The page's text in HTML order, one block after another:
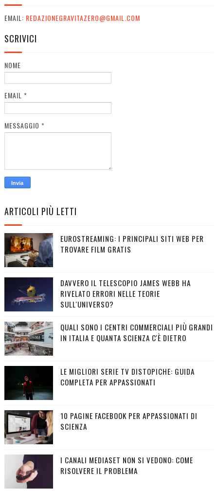
EMAIL: REDAZIONEGRAVITAZERO@GMAIL.COM
SCRIVICI
NOME
EMAIL *
MESSAGGIO *
ARTICOLI PIÙ LETTI
EUROSTREAMING: I PRINCIPALI SITI WEB PER
TROVARE FILM GRATIS
DAVVERO IL TELESCOPIO JAMES WEBB HA
RIVELATO ERRORI NELLE TEORIE
SULL'UNIVERSO?
QUALI SONO I CENTRI COMMERCIALI PIÙ GRANDI
IN ITALIA E QUANTA SCIENZA C'È DIETRO
LE MIGLIORI SERIE TV DISTOPICHE: GUIDA
COMPLETA PER APPASSIONATI
10 PAGINE FACEBOOK PER APPASSIONATI DI
SCIENZA
I CANALI MEDIASET NON SI VEDONO: COME
RISOLVERE IL PROBLEMA